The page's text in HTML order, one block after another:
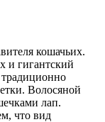
кошачьих.
и гигантский
Волосяной
лап.
что вид